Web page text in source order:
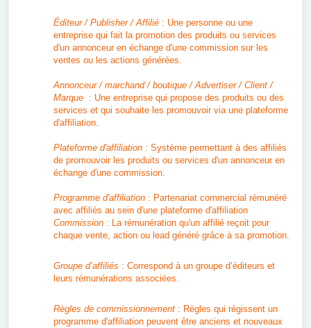
Éditeur / Publisher / Affilié : Une personne ou une
entreprise qui fait la promotion des produits ou services
d'un annonceur en échange d'une commission sur les
ventes ou les actions générées.
Annonceur / marchand / boutique / Advertiser / Client /
Marque : Une entreprise qui propose des produits ou des
services et qui souhaite les promouvoir via une plateforme
d'affiliation.
Plateforme d'affiliation : Système permettant à des affiliés
de promouvoir les produits ou services d'un annonceur en
échange d'une commission.
Programme d'affiliation : Partenariat commercial rémunéré
avec affiliés au sein d'une plateforme d'affiliation
Commission : La rémunération qu'un affilié reçoit pour
chaque vente, action ou lead généré grâce à sa promotion.
Groupe d’affiliés : Correspond à un groupe d’éditeurs et
leurs rémunérations associées.
Règles de commissionnement : Règles qui régissent un
programme d'affiliation peuvent être anciens et nouveaux